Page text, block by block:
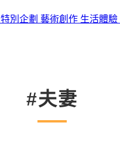
特別企劃 藝術創作 生活體驗
#夫妻